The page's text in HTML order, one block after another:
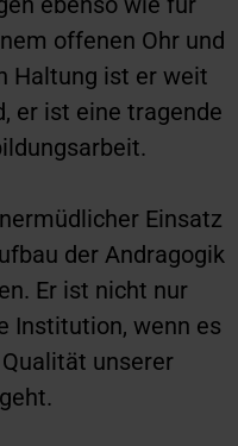
offenen Ohr und
Haltung ist er weit
er ist eine tragende
Einsatz
der Andragogik
Er ist nicht nur
Institution, wenn es
unserer